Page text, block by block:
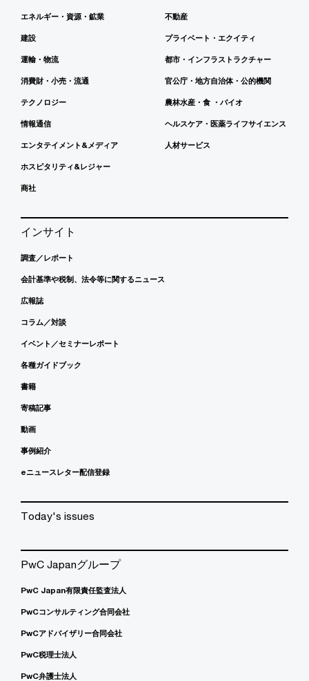
エネルギー・資源・鉱業
建設
運輸・物流
消費財・小売・流通
テクノロジー
情報通信
エンタテイメント&メディア
ホスピタリティ&レジャー
商社
不動産
プライベート・エクイティ
都市・インフラストラクチャー
官公庁・地方自治体・公的機関
農林水産・食 ・バイオ
ヘルスケア・医薬ライフサイエンス
人材サービス
インサイト
調査／レポート
会計基準や税制、法令等に関するニュース
広報誌
コラム／対談
イベント／セミナーレポート
各種ガイドブック
書籍
寄稿記事
動画
事例紹介
eニュースレター配信登録
Today's issues
PwC Japanグループ
PwC Japan有限責任監査法人
PwCコンサルティング合同会社
PwCアドバイザリー合同会社
PwC税理士法人
PwC弁護士法人